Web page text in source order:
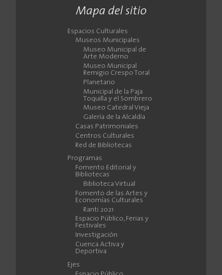
Mapa del sitio
Espacios Culturales
Museos Municipales
Museo Municipal de
Arte Moderno
Museo Municipal
Remigio Crespo Toral
Planetario
Municipal de la Paja
Toquilla y el Sombrero
Museo Catedral Vieja
Galería de la Alcaldía
Casas Patrimoniales
Centros Culturales
Red de Bibliotecas
Programas
Fomento Editorial y
Bibliotecas
Biblioteca Virtual
Fomento de las Artes y
Economías Culturales
Ranti 2021
Espacio Público, Ferias y
Festivales
Investigación
Cuenca Activa y
Deportiva
Ejes